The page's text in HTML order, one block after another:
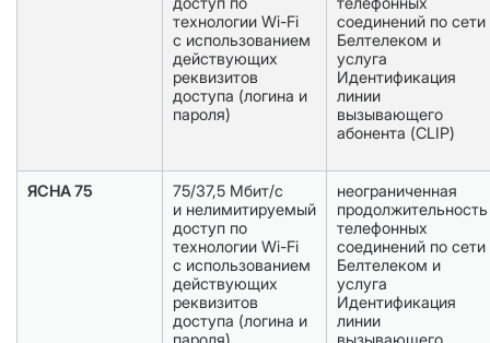
технологии Wi-Fi
с использованием
действующих
реквизитов
доступа (логина и
пароля)
соединений по сети
Белтелеком и
услуга
Идентификация
линии
вызывающего
абонента (CLIP)
ЯСНА 75
75/37,5 Мбит/с
и нелимитируемый
доступ по
технологии Wi-Fi
с использованием
действующих
реквизитов
доступа (логина и
неограниченная
продолжительность
телефонных
соединений по сети
Белтелеком и
услуга
Идентификация
линии